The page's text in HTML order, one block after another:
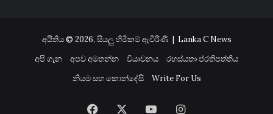
අයිතිය © 2026, සියලු හිමිකම් ඇවිරිණි | Lanka C News
අපි ගැන
අපව අමතන්න වියාචනය
රහස්යතා ප්රතිපත්තිය
නියම සහ කොන්දේසි
Write For Us
Facebook YouTubeInstagram